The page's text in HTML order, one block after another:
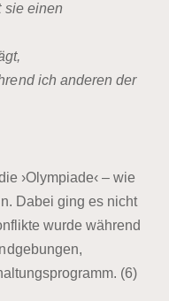
sie einen
ich anderen der
›Olympiade‹ – wie
Dabei ging es nicht
wurde während
(6)